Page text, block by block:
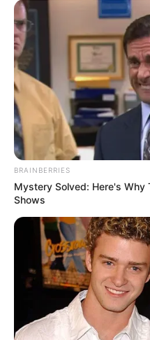
BRAINBERRIES
Mystery Solved: Here's
Shows